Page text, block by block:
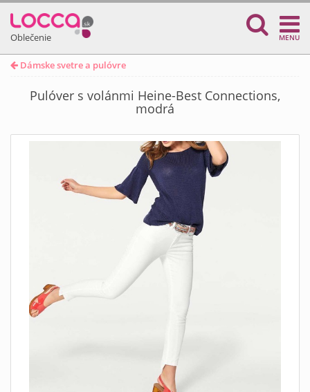
Oblečenie MENU
Dámske svetre a pulóvre
Pulóver s volánmi Heine-Best Connections,
modrá